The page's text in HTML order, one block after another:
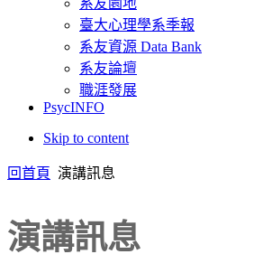
臺大心理學系季報
系友資源 Data Bank
系友論壇
職涯發展
PsycINFO
Skip to content
回首頁 演講訊息
演講訊息